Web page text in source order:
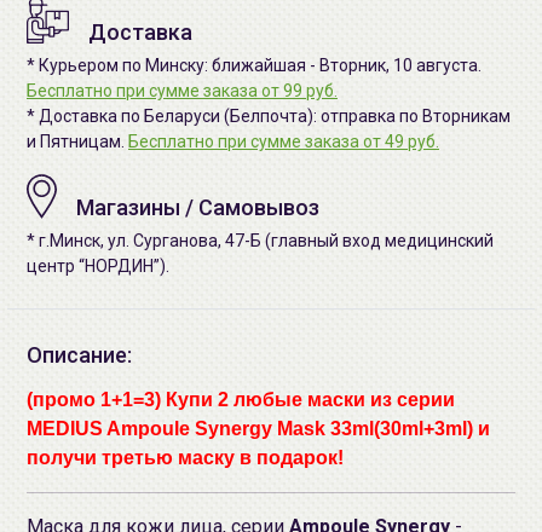
Доставка
* Курьером по Минску: ближайшая - Вторник, 10 августа.
Бесплатно при сумме заказа от 99 руб.
* Доставка по Беларуси (Белпочта): отправка по Вторникам
и Пятницам. Бесплатно при сумме заказа от 49 руб.
Магазины / Самовывоз
* г.Минск, ул. Сурганова, 47-Б (главный вход медицинский
центр “НОРДИН”).
Описание:
(промо 1+1=3) Купи 2 любые маски из серии
MEDIUS Ampoule Synergy Mask 33ml(30ml+3ml) и
получи третью маску в подарок!
Маска для кожи лица, серии Ampoule Synergy -